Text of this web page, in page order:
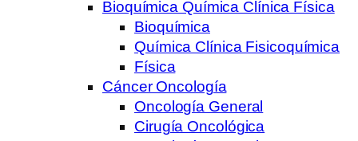
Bioquímica Química Clínica Física
Bioquímica
Química Clínica Fisicoquímica
Física
Cáncer Oncología
Oncología General
Cirugía Oncológica